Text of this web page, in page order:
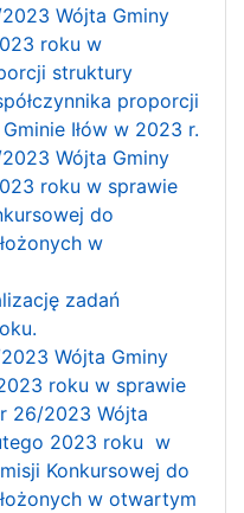
2023 Wójta Gminy
roku w
struktury
proporcji
Iłów w 2023 r.
2023 Wójta Gminy
roku w sprawie
do
w
zadań
Wójta Gminy
roku w sprawie
26/2023 Wójta
2023 roku w
Konkursowej do
w otwartym